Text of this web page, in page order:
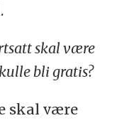
skal være
bli gratis?
skal være